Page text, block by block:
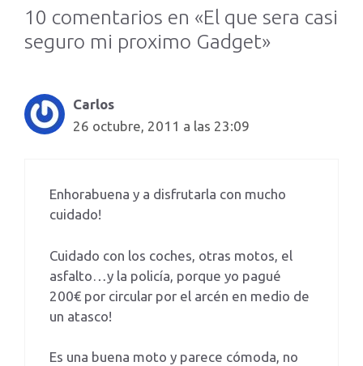
10 comentarios en «El que sera casi
seguro mi proximo Gadget»
Carlos
26 octubre, 2011 a las 23:09
Enhorabuena y a disfrutarla con mucho
cuidado!
Cuidado con los coches, otras motos, el
asfalto…y la policía, porque yo pagué
200€ por circular por el arcén en medio de
un atasco!
Es una buena moto y parece cómoda, no